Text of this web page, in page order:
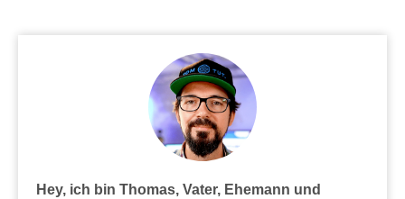
Hey, ich bin Thomas, Vater, Ehemann und